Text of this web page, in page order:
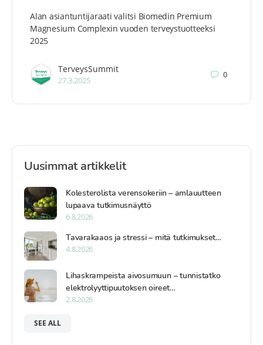
Alan asiantuntijaraati valitsi Biomedin Premium
Magnesium Complexin vuoden terveystuotteeksi
2025
TerveysSummit
27.3.2025
0
Uusimmat artikkelit
Kolesterolista verensokeriin – amlauutteen
lupaava tutkimusnäyttö
6.8.2026
Tavarakaaos ja stressi – mitä tutkimukset…
4.8.2026
Lihaskrampeista aivosumuun – tunnistatko
elektrolyyttipuutoksen oireet…
2.8.2026
SEE ALL